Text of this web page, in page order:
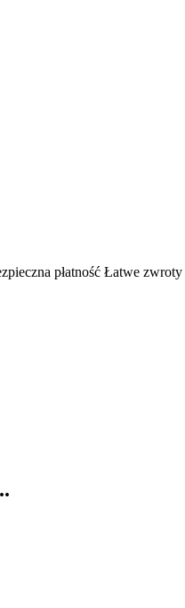
płatność Łatwe zwroty